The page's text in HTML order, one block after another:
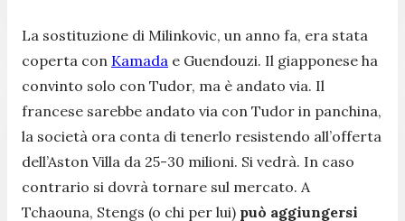
La sostituzione di Milinkovic, un anno fa, era stata
coperta con Kamada e Guendouzi. Il giapponese ha
convinto solo con Tudor, ma è andato via. Il
francese sarebbe andato via con Tudor in panchina,
la società ora conta di tenerlo resistendo all’offerta
dell’Aston Villa da 25-30 milioni. Si vedrà. In caso
contrario si dovrà tornare sul mercato. A
Tchaouna, Stengs (o chi per lui) può aggiungersi